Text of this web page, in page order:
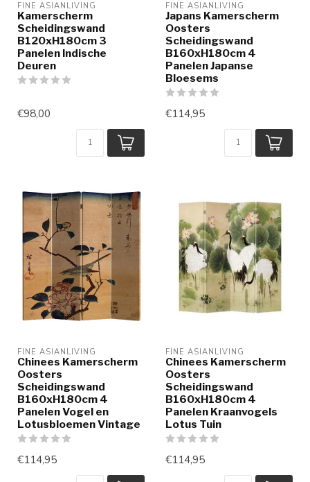
FINE ASIANLIVING
Kamerscherm
Scheidingswand
B120xH180cm 3
Panelen Indische
Deuren
€98,00
FINE ASIANLIVING
Japans Kamerscherm
Oosters
Scheidingswand
B160xH180cm 4
Panelen Japanse
Bloesems
€114,95
FINE ASIANLIVING
Chinees Kamerscherm
Oosters
Scheidingswand
B160xH180cm 4
Panelen Vogel en
Lotusbloemen Vintage
€114,95
FINE ASIANLIVING
Chinees Kamerscherm
Oosters
Scheidingswand
B160xH180cm 4
Panelen Kraanvogels
Lotus Tuin
€114,95